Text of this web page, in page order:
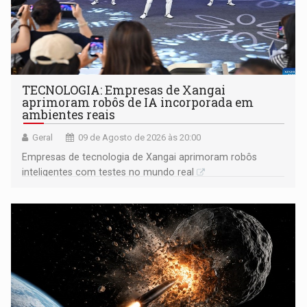
TECNOLOGIA: Empresas de Xangai
aprimoram robôs de IA incorporada em
ambientes reais
Geral 09 de Agosto de 2026 às 20:00
Empresas de tecnologia de Xangai aprimoram robôs
inteligentes com testes no mundo real